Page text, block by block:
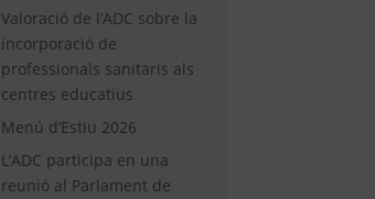
Valoració de l’ADC sobre la
incorporació de
professionals sanitaris als
centres educatius
Menú d’Estiu 2026
L’ADC participa en una
reunió al Parlament de